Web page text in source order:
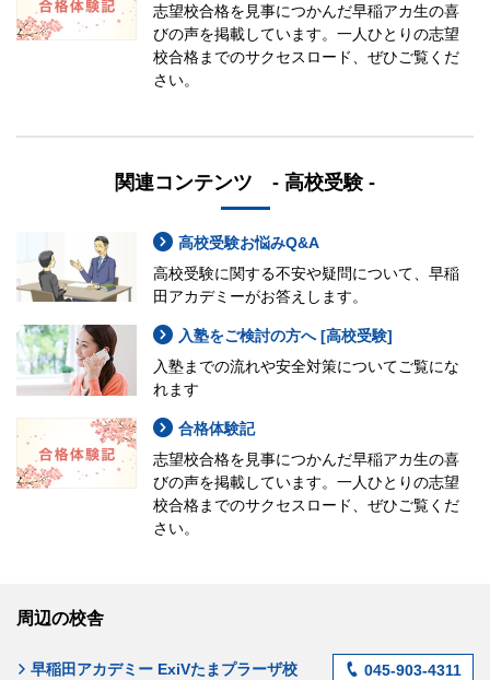
志望校合格を見事につかんだ早稲アカ生の喜
びの声を掲載しています。一人ひとりの志望
校合格までのサクセスロード、ぜひご覧くだ
さい。
関連コンテンツ - 高校受験 -
高校受験お悩みQ&A
高校受験に関する不安や疑問について、早稲
田アカデミーがお答えします。
入塾をご検討の方へ [高校受験]
入塾までの流れや安全対策についてご覧にな
れます
合格体験記
志望校合格を見事につかんだ早稲アカ生の喜
びの声を掲載しています。一人ひとりの志望
校合格までのサクセスロード、ぜひご覧くだ
さい。
周辺の校舎
早稲田アカデミー ExiVたまプラーザ校 045-903-4311